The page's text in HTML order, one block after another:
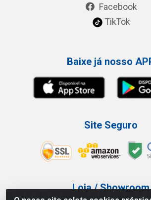
Facebook
TikTok
Baixe já nosso
Site Seguro
Loja / Showroom